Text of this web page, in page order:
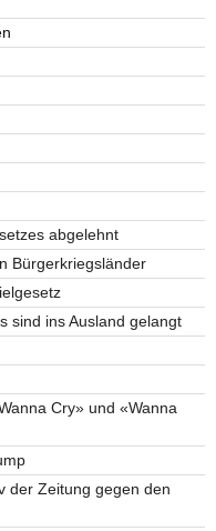
abgelehnt
Bürgerkriegsländer
sind ins Ausland gelangt
Cry» und «Wanna
der Zeitung gegen den